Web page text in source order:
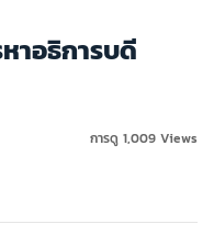
าอธิการบดี
การดู 1,009 Views